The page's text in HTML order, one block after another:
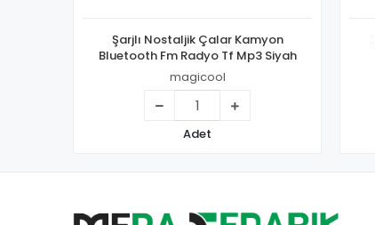
Şarjlı Nostaljik Çalar Kamyon
Bluetooth Fm Radyo Tf Mp3 Siyah
magicool
Adet